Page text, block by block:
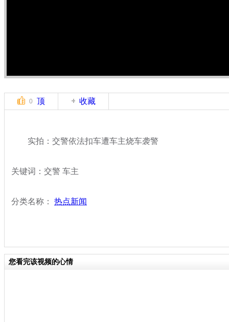
0 顶 收藏
实拍：交警依法扣车遭车主烧车袭警
关键词：交警 车主
分类名称： 热点新闻
您看完该视频的心情